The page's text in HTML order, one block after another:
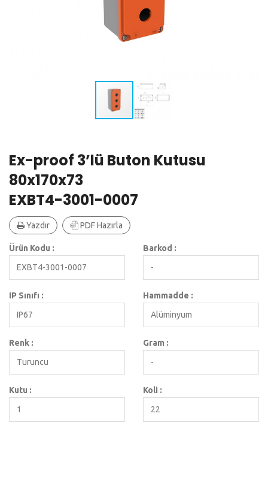
Ex-proof 3’lü Buton Kutusu
80x170x73
EXBT4-3001-0007
Yazdır PDF Hazırla
Ürün Kodu :
EXBT4-3001-0007
Barkod :
-
IP Sınıfı :
IP67
Hammadde :
Alüminyum
Renk :
Turuncu
Gram :
-
Kutu :
1
Koli :
22